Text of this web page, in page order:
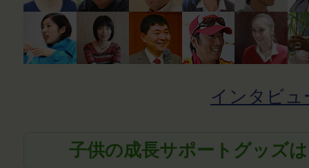
インタビュ
子供の成長サポートグッズ